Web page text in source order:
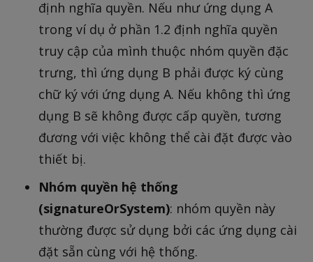
định nghĩa quyền. Nếu như ứng dụng A
trong ví dụ ở phần 1.2 định nghĩa quyền
truy cập của mình thuộc nhóm quyền đặc
trưng, thì ứng dụng B phải được ký cùng
chữ ký với ứng dụng A. Nếu không thì ứng
dụng B sẽ không được cấp quyền, tương
đương với việc không thể cài đặt được vào
thiết bị.
Nhóm quyền hệ thống
(signatureOrSystem): nhóm quyền này
thường được sử dụng bởi các ứng dụng cài
đặt sẵn cùng với hệ thống.